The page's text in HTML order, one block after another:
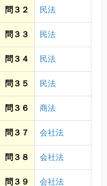
問３２ 民法
問３３ 民法
問３４ 民法
問３５ 民法
問３６ 商法
問３７ 会社法
問３８ 会社法
問３９ 会社法